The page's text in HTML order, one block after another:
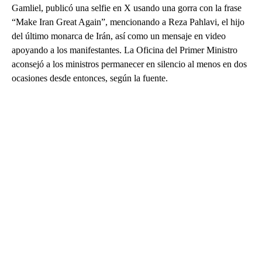
Gamliel, publicó una selfie en X usando una gorra con la frase
“Make Iran Great Again”, mencionando a Reza Pahlavi, el hijo
del último monarca de Irán, así como un mensaje en video
apoyando a los manifestantes. La Oficina del Primer Ministro
aconsejó a los ministros permanecer en silencio al menos en dos
ocasiones desde entonces, según la fuente.